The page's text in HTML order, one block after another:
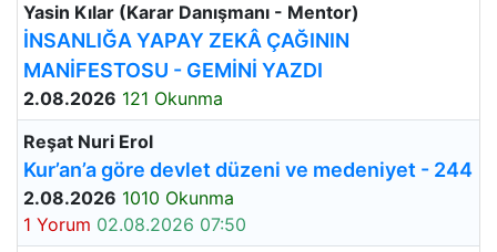
Yasin Kılar (Karar Danışmanı - Mentor)
İNSANLIĞA YAPAY ZEKÂ ÇAĞININ
MANİFESTOSU - GEMİNİ YAZDI
2.08.2026 121 Okunma
Reşat Nuri Erol
Kur’an’a göre devlet düzeni ve medeniyet - 244
2.08.2026 1010 Okunma
1 Yorum 02.08.2026 07:50